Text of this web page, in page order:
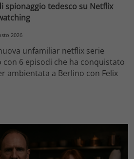
spionaggio tedesco su Netflix
2026
unfamiliar netflix serie
con 6 episodi che ha conquistato
ambientata a Berlino con Felix